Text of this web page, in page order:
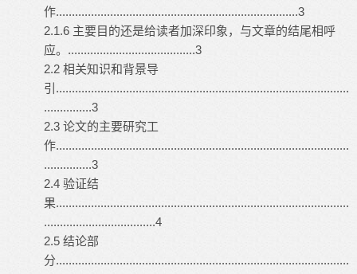
作............................................................................3
2.1.6 主要目的还是给读者加深印象，与文章的结尾相呼
应。........................................3
2.2 相关知识和背景导
引............................................................................................
...............3
2.3 论文的主要研究工
作............................................................................................
...............3
2.4 验证结
果............................................................................................
...................................4
2.5 结论部
分............................................................................................